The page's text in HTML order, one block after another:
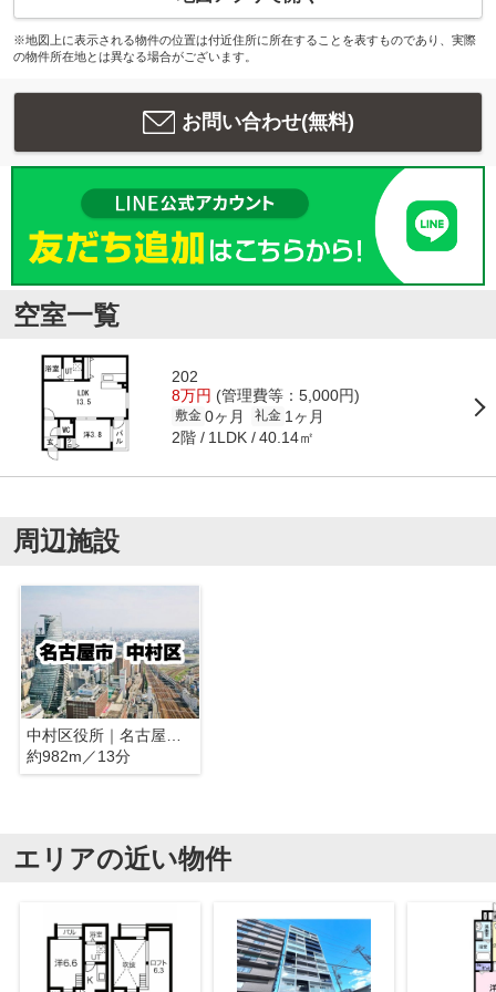
※地図上に表示される物件の位置は付近住所に所在することを表すものであり、実際
の物件所在地とは異なる場合がございます。
お問い合わせ(無料)
空室一覧
202
8万円 (管理費等：5,000円)
敷金 0ヶ月 礼金 1ヶ月
2階 1LDK 40.14㎡
周辺施設
中村区役所｜名古屋市中村区
約982m／13分
エリアの近い物件